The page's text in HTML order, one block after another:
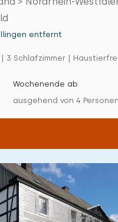
entfernt
| 3 Schlafzimmer | Haustierfrei
Wochenende ab
ausgehend von 4 Personen